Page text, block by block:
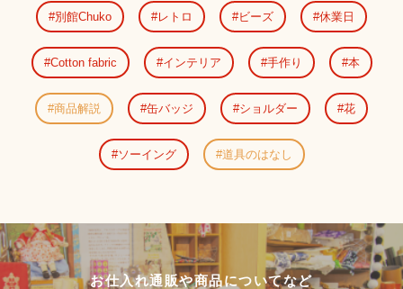
別館Chuko レトロ ビーズ 休業日
Cotton fabric インテリア 手作り 本
商品解説 缶バッジ ショルダー 花
ソーイング 道具のはなし
お仕入れ通販や商品についてなど